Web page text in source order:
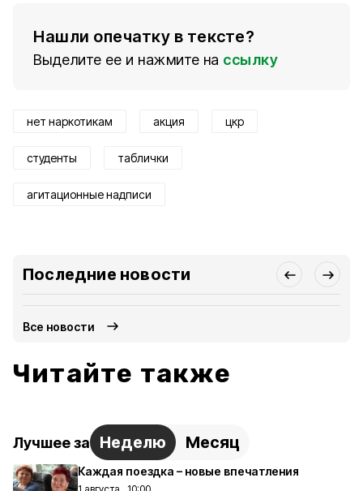
Нашли опечатку в тексте?
Выделите ее и нажмите на ссылку
нет наркотикам акция цкр
студенты таблички
агитационные надписи
Последние новости
Все новости
Читайте также
Лучшее за Неделю Месяц
Каждая поездка – новые впечатления